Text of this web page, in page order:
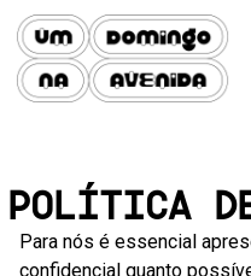
POLÍTICA
Para nós é essencial
confidencial quanto